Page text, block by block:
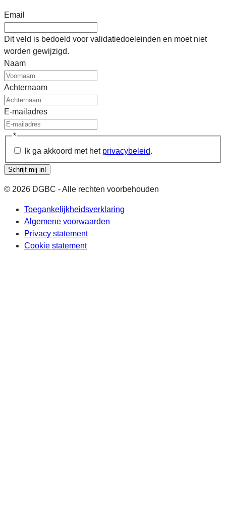
Email
Dit veld is bedoeld voor validatiedoeleinden en moet niet
worden gewijzigd.
Naam
Achternaam
E-mailadres
*
Ik ga akkoord met het privacybeleid.
Schrijf mij in!
© 2026 DGBC - Alle rechten voorbehouden
Toegankelijkheidsverklaring
Algemene voorwaarden
Privacy statement
Cookie statement